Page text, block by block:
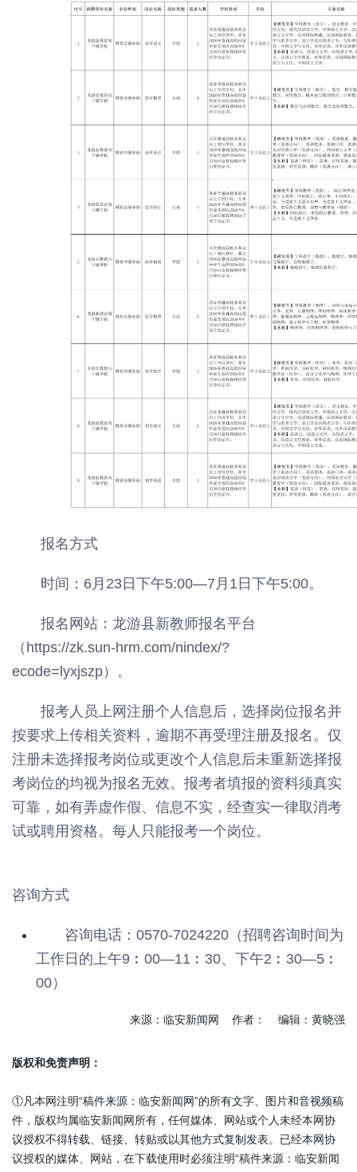
报名方式
时间：6月23日下午5:00—7月1日下午5:00。
报名网站：龙游县新教师报名平台
（https://zk.sun-hrm.com/nindex/?
ecode=lyxjszp）。
报考人员上网注册个人信息后，选择岗位报名并
按要求上传相关资料，逾期不再受理注册及报名。仅
注册未选择报考岗位或更改个人信息后未重新选择报
考岗位的均视为报名无效。报考者填报的资料须真实
可靠，如有弄虚作假、信息不实，经查实一律取消考
试或聘用资格。每人只能报考一个岗位。
咨询方式
咨询电话：0570-7024220（招聘咨询时间为
工作日的上午9︰00—11︰30、下午2︰30—5︰
00）
来源：临安新闻网 作者： 编辑：黄晓强
版权和免责声明：
①凡本网注明“稿件来源：临安新闻网”的所有文字、图片和音视频稿
件，版权均属临安新闻网所有，任何媒体、网站或个人未经本网协
议授权不得转载、链接、转贴或以其他方式复制发表。已经本网协
议授权的媒体、网站，在下载使用时必须注明“稿件来源：临安新闻